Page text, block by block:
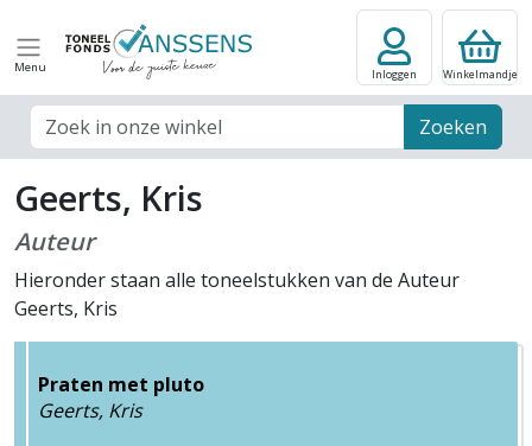
Menu
Zoek veld Zoeken
Inloggen Winkelmandje
Geerts, Kris
Auteur
Hieronder staan alle toneelstukken van de Auteur
Geerts, Kris
Praten met pluto
Geerts, Kris